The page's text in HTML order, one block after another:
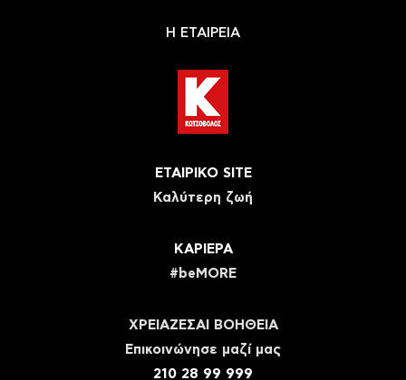
Η ΕΤΑΙΡΕΙΑ
ΕΤΑΙΡΙΚΟ SITE
Καλύτερη ζωή
ΚΑΡΙΕΡΑ
#beMORE
ΧΡΕΙΑΖΕΣΑΙ ΒΟΗΘΕΙΑ
Eπικοινώνησε μαζί μας
210 28 99 999